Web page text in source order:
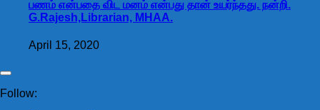
பணம் என்பதை விட மனம் என்பது தான் உயர்ந்தது. நன்றி.
G.Rajesh,Librarian, MHAA.
April 15, 2020
Follow: